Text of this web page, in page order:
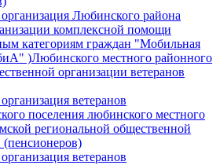
Любинского района
комплексной помощи
категориям граждан "Мобильная
)Любинского местного районного
организации ветеранов
ветеранов
поселения любинского местного
региональной общественной
(пенсионеров)
ветеранов